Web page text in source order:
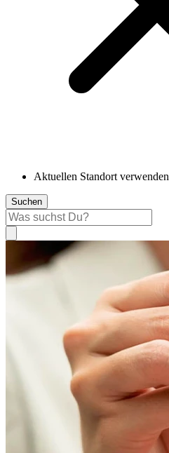
Aktuellen Standort verwenden
Suchen